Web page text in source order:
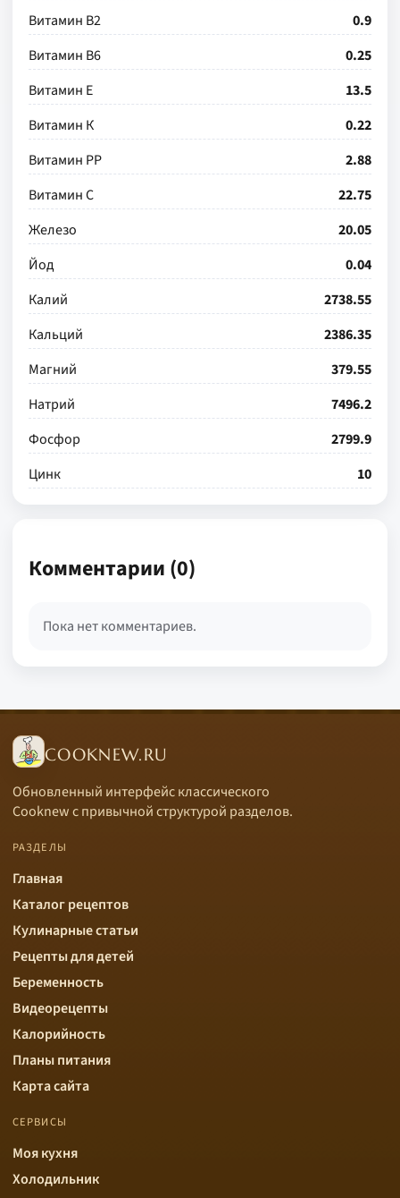
Витамин В2
0.9
Витамин В6
0.25
Витамин Е
13.5
Витамин К
0.22
Витамин РР
2.88
Витамин С
22.75
Железо
20.05
Йод
0.04
Калий
2738.55
Кальций
2386.35
Магний
379.55
Натрий
7496.2
Фосфор
2799.9
Цинк
10
Комментарии (0)
Пока нет комментариев.
COOKNEW.RU
Обновленный интерфейс классического
Cooknew с привычной структурой разделов.
РАЗДЕЛЫ
Главная
Каталог рецептов
Кулинарные статьи
Рецепты для детей
Беременность
Видеорецепты
Калорийность
Планы питания
Карта сайта
СЕРВИСЫ
Моя кухня
Холодильник